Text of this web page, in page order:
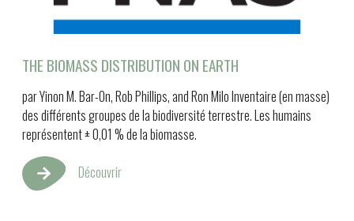
THE BIOMASS DISTRIBUTION ON EARTH
par Yinon M. Bar-On, Rob Phillips, and Ron Milo Inventaire (en masse)
des différents groupes de la biodiversité terrestre. Les humains
représentent ± 0,01 % de la biomasse.
Découvrir